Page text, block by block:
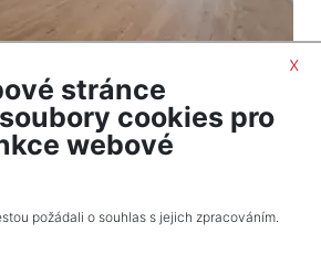
/ 97 m2
nemovitost) Cena včetně DPH
10inzerátů.
x
stránce
cookies pro
webové
požádali o souhlas s jejich zpracováním.